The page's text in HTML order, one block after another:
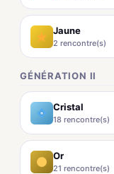
Jaune
2 rencontre(s)
GÉNÉRATION II
Cristal
18 rencontre(s)
Or
21 rencontre(s)